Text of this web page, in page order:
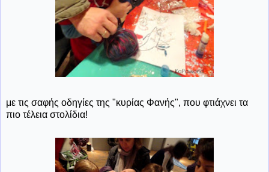
με τις σαφής οδηγίες της "κυρίας Φανής", που φτιάχνει τα
πιο τέλεια στολίδια!